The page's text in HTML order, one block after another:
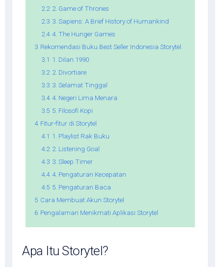
2.2 2. Game of Thrones
2.3 3. Sapiens: A Brief History of Humankind
2.4 4. The Hunger Games
3 Rekomendasi Buku Best Seller Indonesia Storytel
3.1 1. Dilan 1990
3.2 2. Divortiare
3.3 3. Selamat Tinggal
3.4 4. Negeri Lima Menara
3.5 5. Filosofi Kopi
4 Fitur-fitur di Storytel
4.1 1. Playlist Rak Buku
4.2 2. Listening Goal
4.3 3. Sleep Timer
4.4 4. Pengaturan Kecepatan
4.5 5. Pengaturan Baca
5 Cara Membuat Akun Storytel
6 Pengalaman Menikmati Aplikasi Storytel
Apa Itu Storytel?